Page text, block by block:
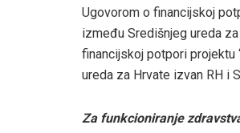
Ugovorom o financijskoj
između Središnjeg ureda
financijskoj potpori projektu
ureda za Hrvate izvan RH i
Za funkcioniranje